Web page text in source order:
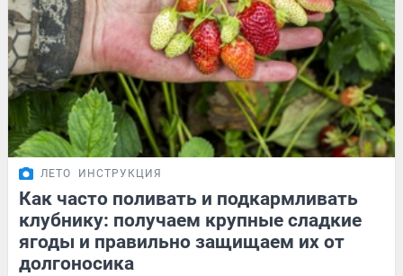
ЛЕТО ИНСТРУКЦИЯ
Как часто поливать и подкармливать
клубнику: получаем крупные сладкие
ягоды и правильно защищаем их от
долгоносика